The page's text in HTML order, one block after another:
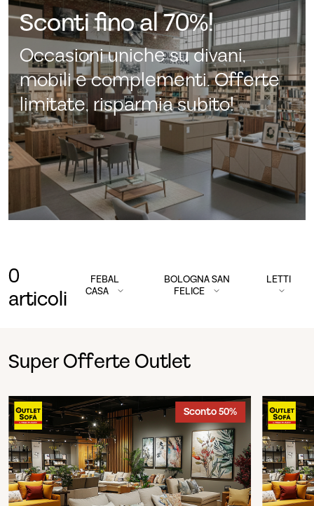
Sconti fino al 70%!
Occasioni uniche su divani,
mobili e complementi. Offerte
limitate, risparmia subito!
0
articoli
FEBAL
CASA
BOLOGNA SAN
FELICE
LETTI
Super Offerte Outlet
Sconto 50%